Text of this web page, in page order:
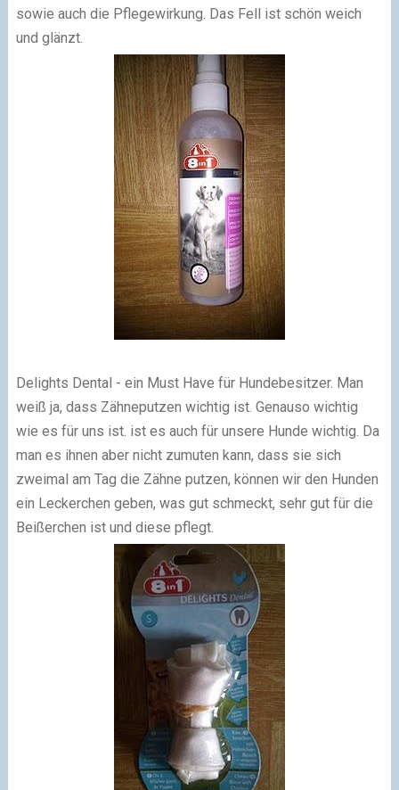
sowie auch die Pflegewirkung. Das Fell ist schön weich
und glänzt.
Delights Dental - ein Must Have für Hundebesitzer. Man
weiß ja, dass Zähneputzen wichtig ist. Genauso wichtig
wie es für uns ist. ist es auch für unsere Hunde wichtig. Da
man es ihnen aber nicht zumuten kann, dass sie sich
zweimal am Tag die Zähne putzen, können wir den Hunden
ein Leckerchen geben, was gut schmeckt, sehr gut für die
Beißerchen ist und diese pflegt.